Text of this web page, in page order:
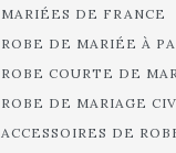
MARIÉES DE FRANCE
ROBE DE MARIÉE À
ROBE COURTE DE
ROBE DE MARIAGE
ACCESSOIRES DE